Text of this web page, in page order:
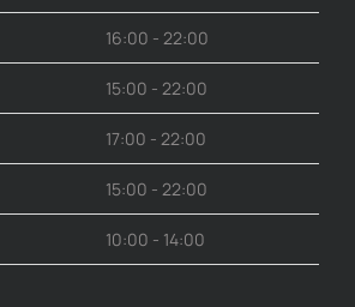
16:00 - 22:00
15:00 - 22:00
17:00 - 22:00
15:00 - 22:00
10:00 - 14:00